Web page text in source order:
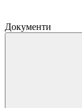
Документи